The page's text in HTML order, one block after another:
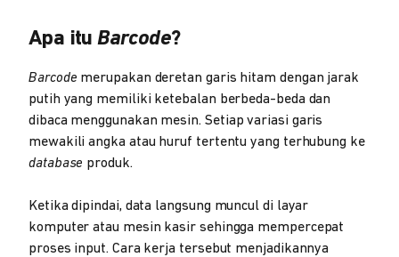
Apa ituBarcode?
Barcode merupakan deretan garis hitam dengan jarak
putih yang memiliki ketebalan berbeda-beda dan
dibaca menggunakan mesin. Setiap variasi garis
mewakili angka atau huruf tertentu yang terhubung ke
database produk.
Ketika dipindai, data langsung muncul di layar
komputer atau mesin kasir sehingga mempercepat
proses input. Cara kerja tersebut menjadikannya